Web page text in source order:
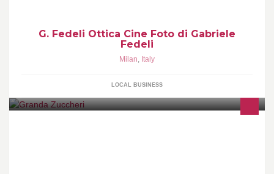
G. Fedeli Ottica Cine Foto di Gabriele
Fedeli
Milan, Italy
LOCAL BUSINESS